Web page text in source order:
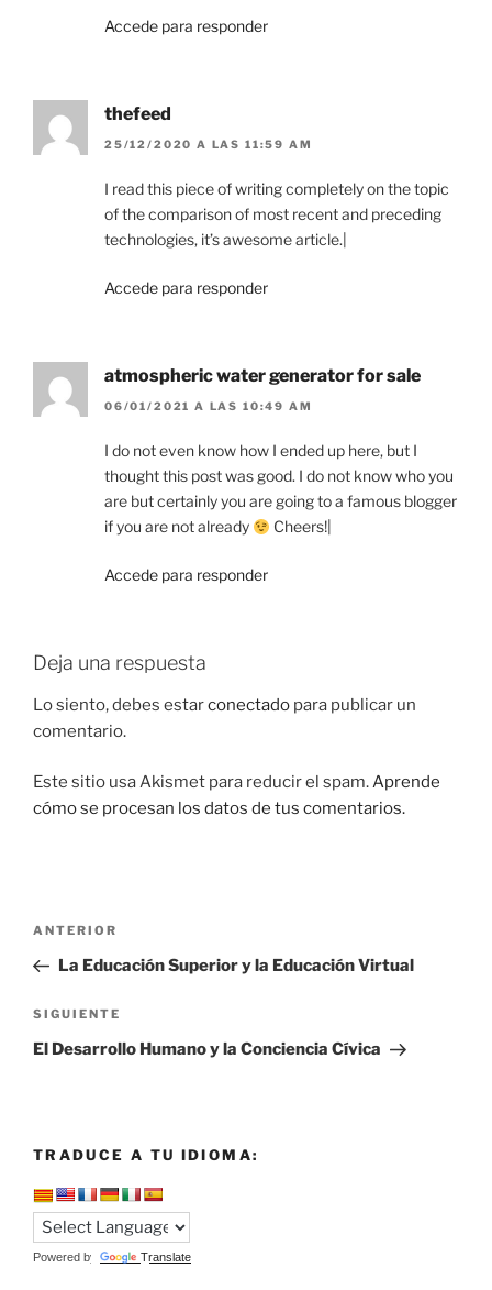
Accede para responder
thefeed
25/12/2020 A LAS 11:59 AM
I read this piece of writing completely on the topic
of the comparison of most recent and preceding
technologies, it’s awesome article.|
Accede para responder
atmospheric water generator for sale
06/01/2021 A LAS 10:49 AM
I do not even know how I ended up here, but I
thought this post was good. I do not know who you
are but certainly you are going to a famous blogger
if you are not already
Cheers!|
Accede para responder
Deja una respuesta
Lo siento, debes estarconectado para publicar un
comentario.
Este sitio usa Akismet para reducir el spam.Aprende
cómo se procesan los datos de tus comentarios.
Navegación
entradas
Entrada
anterior:
ANTERIOR
La Educación Superior y la Educación Virtual
Siguiente
entrada
SIGUIENTE
El Desarrollo Humano y la Conciencia Cívica
TRADUCE A TU IDIOMA:
Powered by Translate